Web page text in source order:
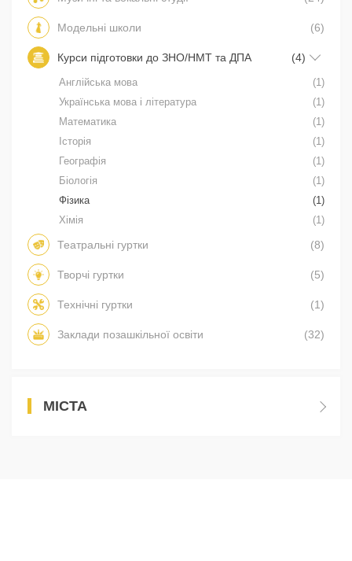
Модельні школи (6)
Курси підготовки до ЗНО/НМТ та ДПА (4)
Англійська мова
(1)
Українська мова і література
(1)
Математика
(1)
Історія
(1)
Географія
(1)
Біологія
(1)
Фізика
(1)
Хімія
(1)
Театральні гуртки (8)
Творчі гуртки (5)
Технічні гуртки (1)
Заклади позашкільної освіти (32)
МІСТА